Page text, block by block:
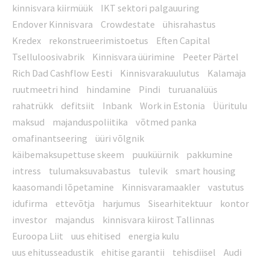
kinnisvara kiirmüük
IKT sektori palgauuring
Endover Kinnisvara
Crowdestate
ühisrahastus
Kredex
rekonstrueerimistoetus
Eften Capital
Tselluloosivabrik
Kinnisvara üürimine
Peeter Pärtel
Rich Dad Cashflow Eesti
Kinnisvarakuulutus
Kalamaja
ruutmeetri hind
hindamine Pindi
turuanalüüs
rahatrükk
defitsiit Inbank Work in Estonia
Üüritulu
maksud
majanduspoliitika
võtmed panka
omafinantseering
üüri võlgnik
käibemaksupettuse skeem
puuküürnik
pakkumine
intress
tulumaksuvabastus tulevik
smart housing
kaasomandi lõpetamine
Kinnisvaramaakler
vastutus
idufirma
ettevõtja harjumus Sisearhitektuur
kontor
investor
majandus
kinnisvara kiirost Tallinnas
Euroopa Liit
uus ehitised
energia kulu
uus ehitusseadustik
ehitise garantii tehisdiisel Audi